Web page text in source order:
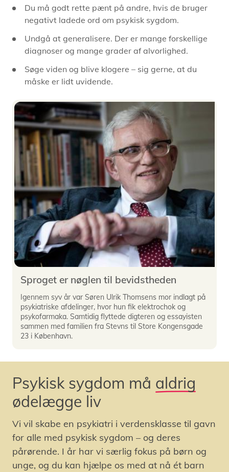
Du må godt rette pænt på andre, hvis de bruger
negativt ladede ord om psykisk sygdom.
Undgå at generalisere. Der er mange forskellige
diagnoser og mange grader af alvorlighed.
Søge viden og blive klogere – sig gerne, at du
måske er lidt uvidende.
Sproget er nøglen til bevidstheden
Igennem syv år var Søren Ulrik Thomsens mor indlagt på
psykiatriske afdelinger, hvor hun fik elektrochok og
psykofarmaka. Samtidig flyttede digteren og essayisten
sammen med familien fra Stevns til Store Kongensgade
23 i København.
Psykisk sygdom må aldrig
ødelægge liv
Vi vil skabe en psykiatri i verdensklasse til gavn
for alle med psykisk sygdom – og deres
pårørende. I år har vi særlig fokus på børn og
unge, og du kan hjælpe os med at nå ét barn